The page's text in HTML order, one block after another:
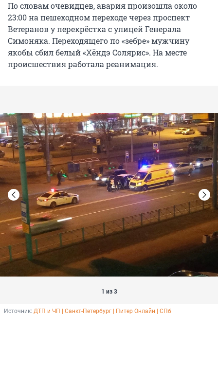
По словам очевидцев, авария произошла около
23:00 на пешеходном переходе через проспект
Ветеранов у перекрёстка с улицей Генерала
Симоняка. Переходящего по «зебре» мужчину
якобы сбил белый «Хёндэ Солярис». На месте
происшествия работала реанимация.
1 из 3
Источник: ДТП и ЧП | Санкт-Петербург | Питер Онлайн | СПб